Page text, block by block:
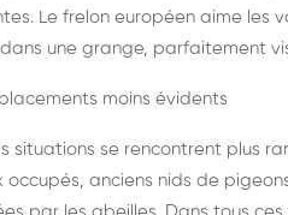
Le frelon européen aime les
une grange, parfaitement
moins évidents
situations se rencontrent plus
occupés, anciens nids de